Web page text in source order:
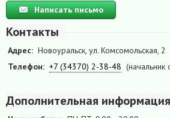
Написать письмо
Контакты
Адрес: Новоуральск, ул. Комсомольская, 2
Телефон: +7 (34370) 2-38-48 (начальник
Дополнительная информация